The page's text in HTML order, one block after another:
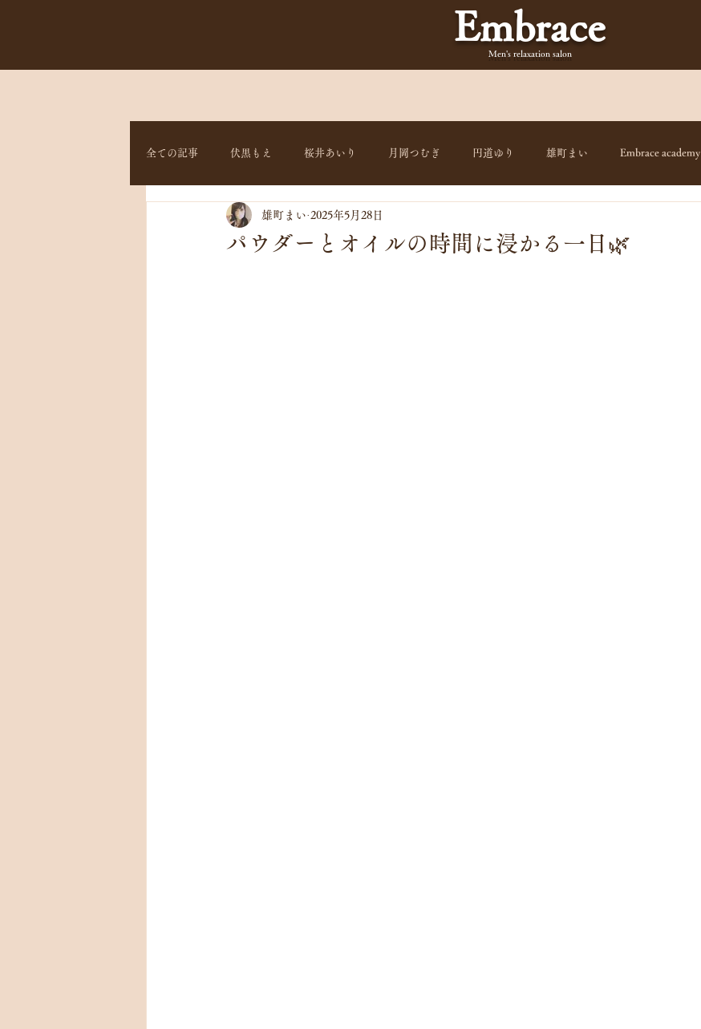
Embrace
Men's relaxation salon
全ての記事 伏黒もえ 桜井あいり 月岡つむぎ 円道ゆり 雄町まい Embrace academy
パウダーとオイルの時間に浸かる一日🌿
雄町まい 2025年5月28日